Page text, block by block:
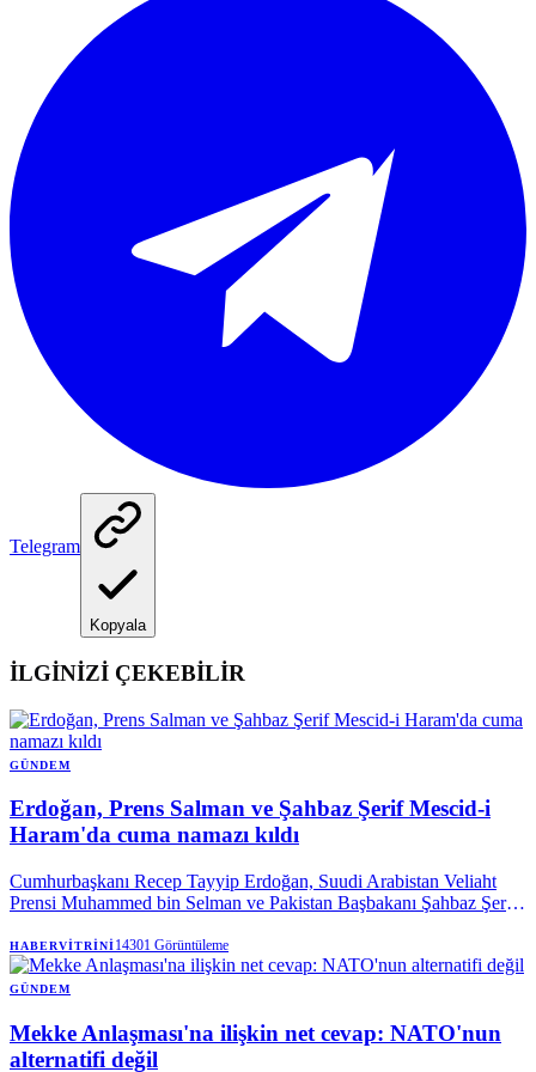
Telegram
Kopyala
İLGİNİZİ ÇEKEBİLİR
GÜNDEM
Erdoğan, Prens Salman ve Şahbaz Şerif Mescid-i
Haram'da cuma namazı kıldı
Cumhurbaşkanı Recep Tayyip Erdoğan, Suudi Arabistan Veliaht
Prensi Muhammed bin Selman ve Pakistan Başbakanı Şahbaz Şerif
HABERVITRINI14301 Görüntüleme
GÜNDEM
Mekke Anlaşması'na ilişkin net cevap: NATO'nun
alternatifi değil